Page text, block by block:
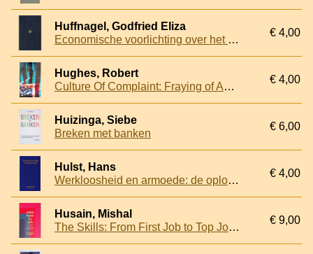
Huffnagel, Godfried Eliza
Economische voorlichting over het buitenland
€ 4,00
Hughes, Robert
Culture Of Complaint: Fraying of America
€ 4,00
Huizinga, Siebe
Breken met banken
€ 6,00
Hulst, Hans
Werkloosheid en armoede: de oplossing die werkt
€ 4,00
Husain, Mishal
The Skills: From First Job to Top Job - What Every Woman Needs to Know
€ 9,00